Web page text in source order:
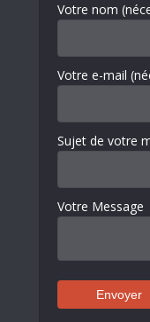
Votre nom
Votre e-mail
Sujet de votre
Votre Message